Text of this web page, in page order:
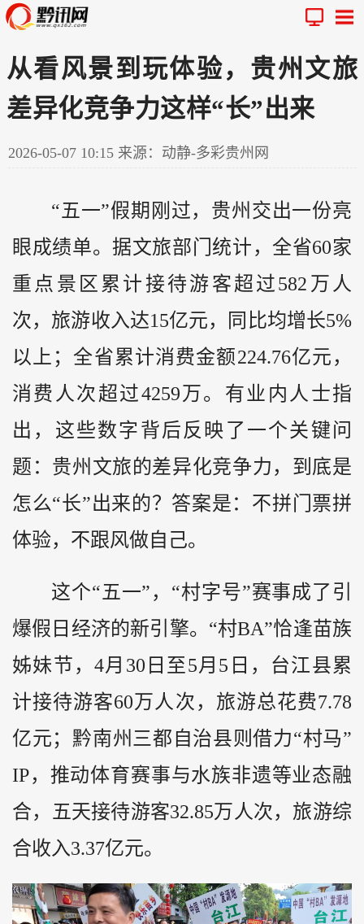
从看风景到玩体验，贵州文旅
差异化竞争力这样“长”出来
2026-05-07 10:15 来源：动静-多彩贵州网
“五一”假期刚过， 贵州 交出一份亮
眼成绩单。据文旅部门统计，全省60家
重点景区累计接待游客超过582万人
次，旅游收入达15亿元，同比均增长5%
以上；全省累计消费金额224.76亿元，
消费人次超过4259万。有业内人士指
出，这些数字背后反映了一个关键问
题：贵州文旅的差异化竞争力，到底是
怎么“长”出来的？答案是：不拼门票拼
体验，不跟风做自己。
这个“五一”，“村字号”赛事成了引
爆假日经济的新引擎。“村BA”恰逢苗族
姊妹节，4月30日至5月5日，台江县累
计接待游客60万人次，旅游总花费7.78
亿元； 黔南州三都自治县则借力“村马”
IP，推动体育赛事与水族非遗等业态融
合，五天接待游客32.85万人次，旅游综
合收入3.37亿元。